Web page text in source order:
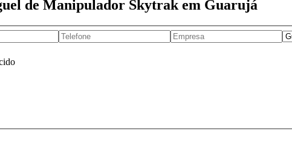
de Manipulador Skytrak em Guarujá